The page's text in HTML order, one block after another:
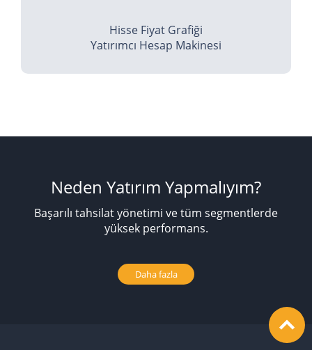
Hisse Fiyat Grafiği
Yatırımcı Hesap Makinesi
Neden Yatırım Yapmalıyım?
Başarılı tahsilat yönetimi ve tüm segmentlerde
yüksek performans.
Daha fazla
expand_less